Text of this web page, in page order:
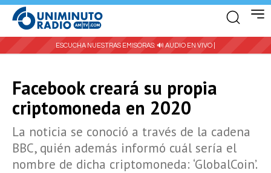
ESCUCHA NUESTRAS EMISORAS: 🔊 AUDIO EN VIVO |
Facebook creará su propia
criptomoneda en 2020
La noticia se conoció a través de la cadena
BBC, quién además informó cuál sería el
nombre de dicha criptomoneda: ‘GlobalCoin’.